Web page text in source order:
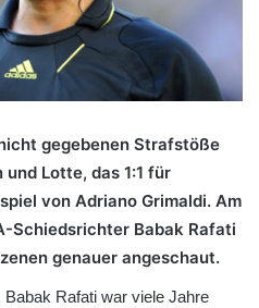
gegebenen Strafstöße
Lotte, das 1:1 für
von Adriano Grimaldi. Am
Schiedsrichter Babak Rafati
genauer angeschaut.
Babak Rafati war viele Jahre